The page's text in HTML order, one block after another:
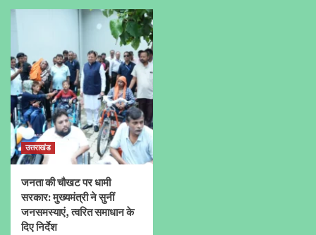
उत्तराखंड
जनता की चौखट पर धामी
सरकार: मुख्यमंत्री ने सुनीं
जनसमस्याएं, त्वरित समाधान के
दिए निर्देश